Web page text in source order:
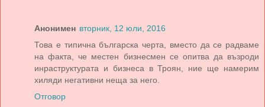
Анонимен вторник, 12 юли, 2016
Това е типична българска черта, вместо да се радваме
на факта, че местен бизнесмен се опитва да възроди
инраструктурата и бизнеса в Троян, ние ще намерим
хиляди негативни неща за него.
Отговор